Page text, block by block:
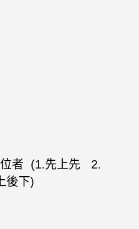
者 (1.先上先 2.
後下)